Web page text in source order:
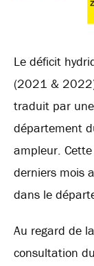
Le déficit
(2021 &
traduit par
département
ampleur. Cette
derniers mois
dans le
Au regard de
consultation